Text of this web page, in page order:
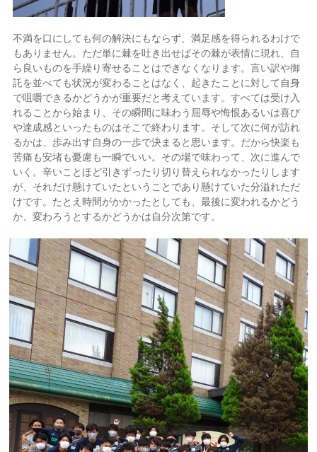
不満を口にしても何の解決にもならず、満足感を得られるわけで
もありません。ただ単に棘を吐き出せばその棘が表情に現れ、自
ら良いものを手繰り寄せることはできなくなります。言い訳や御
託を並べても状況が変わることはなく、起きたことに対して自身
で咀嚼できるかどうかが重要だと考えています。すべては受け入
れることから始まり、その瞬間に味わう屈辱や悔恨あるいは喜び
や達成感といったものはそこで終わります。そして次に何が訪れ
るかは、歩み出す自身の一歩で決まると思います。だから快楽も
苦痛も安堵も憂慮も一瞬でいい。その場で味わって、次に進んで
いく。辛いことほど引きずったり切り替えられなかったりします
が、それだけ懸けていたということであり懸けていた分溢れただ
けです。たとえ時間がかかったとしても、最後に変われるかどう
か、変わろうとするかどうかは自分次第です。